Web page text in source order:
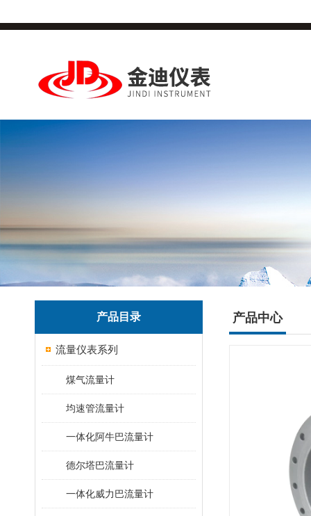
产品目录
流量仪表系列
煤气流量计
均速管流量计
一体化阿牛巴流量计
德尔塔巴流量计
一体化威力巴流量计
产品中心